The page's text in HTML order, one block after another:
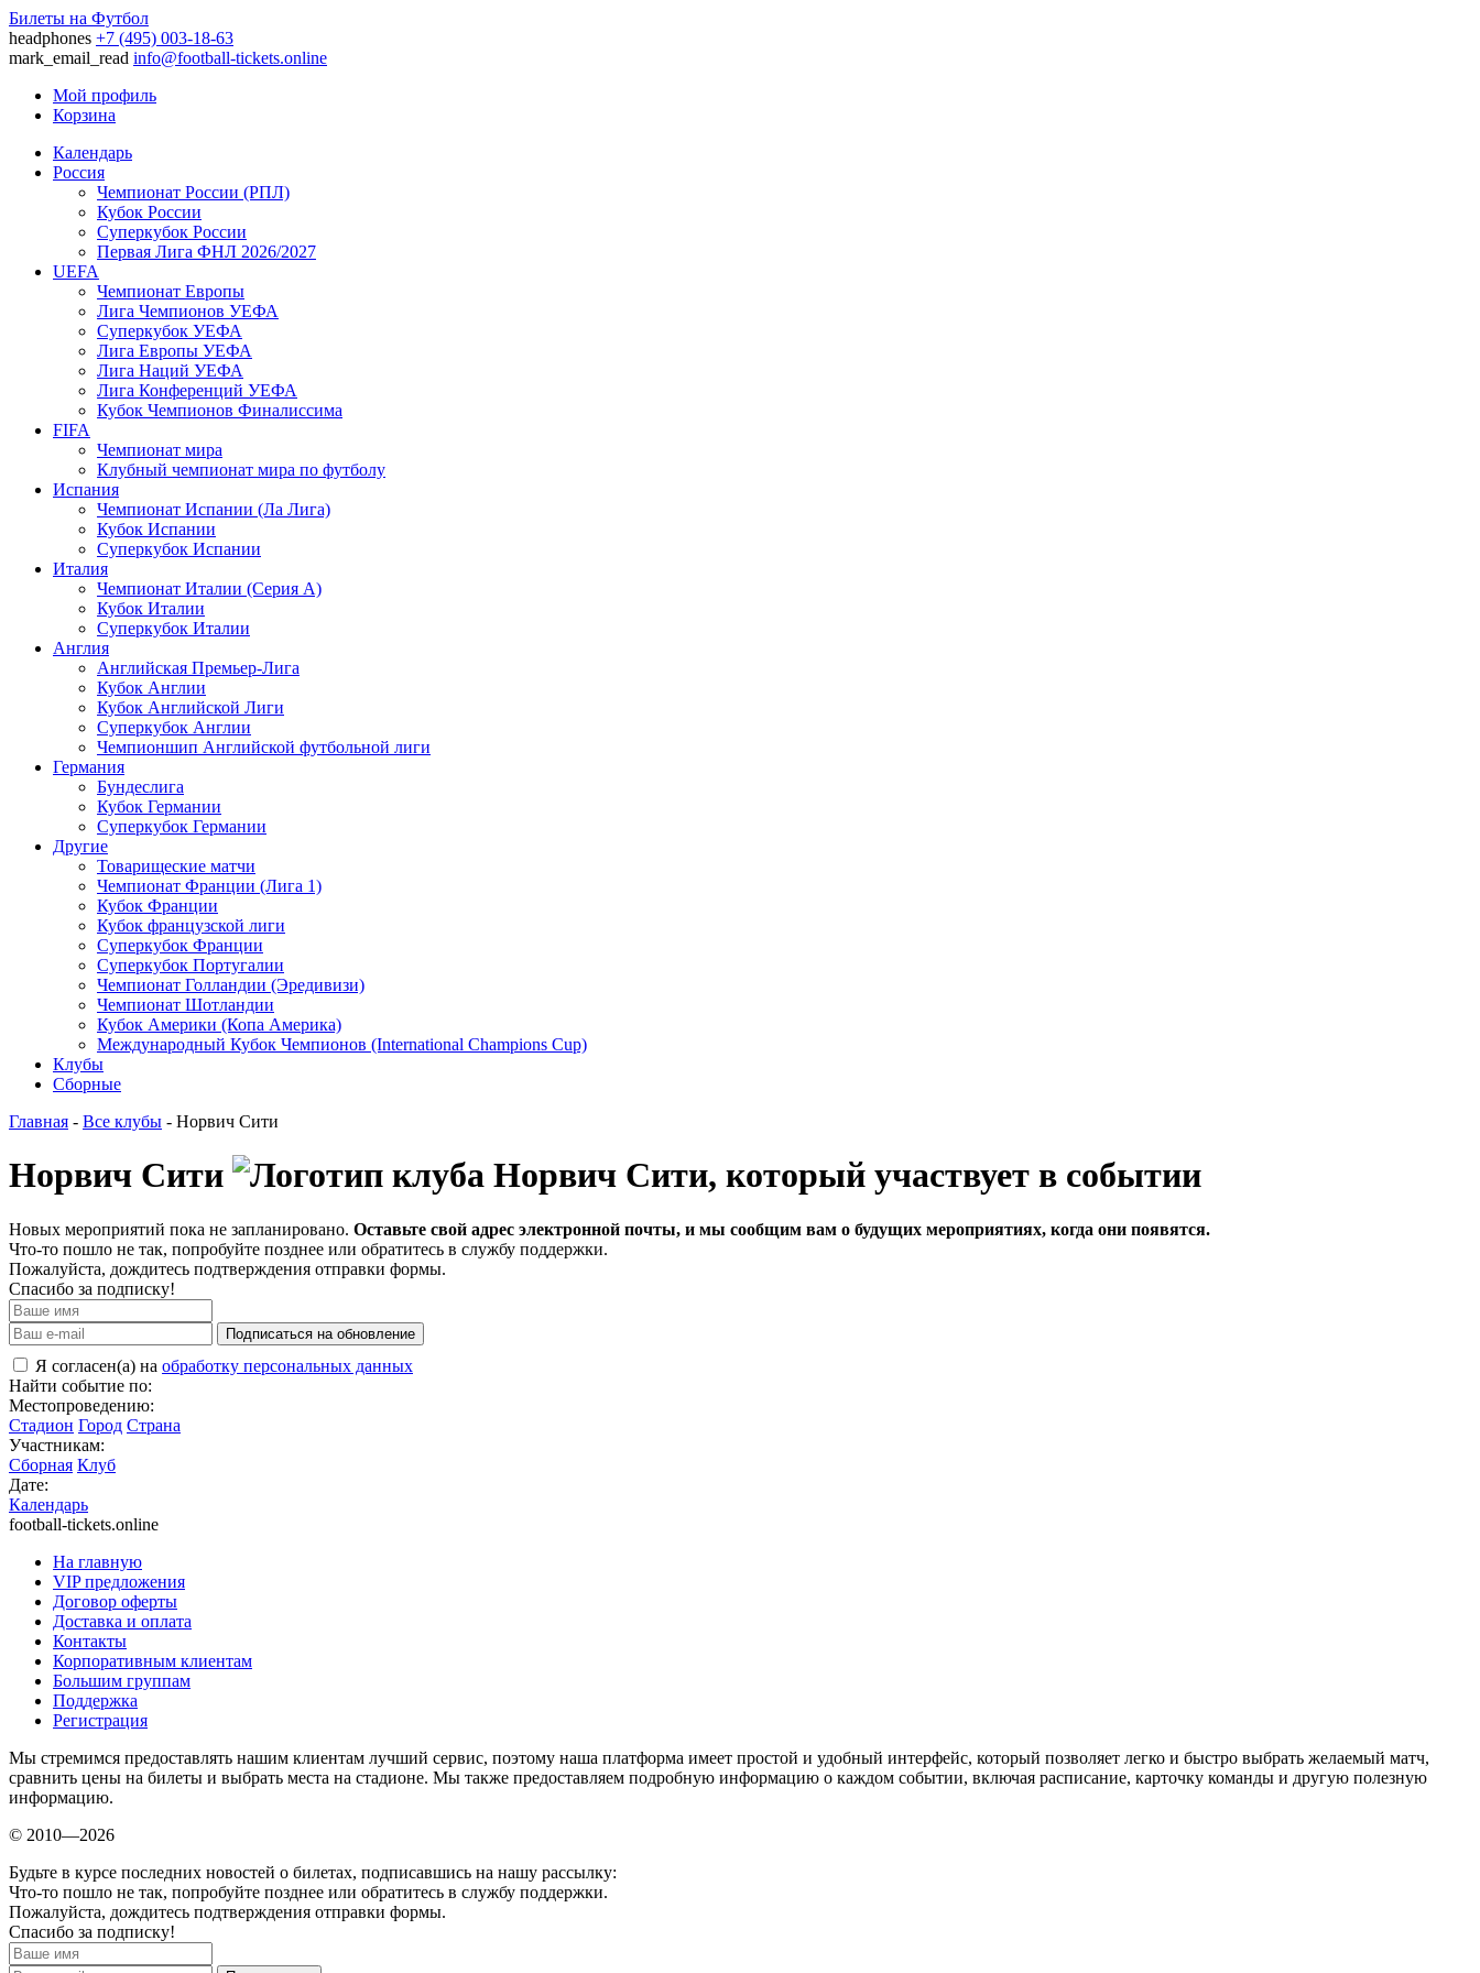
Билеты на Футбол
headphones +7 (495) 003-18-63
mark_email_read info@football-tickets.online
Мой профиль
Корзина
Календарь
Россия
Чемпионат России (РПЛ)
Кубок России
Суперкубок России
Первая Лига ФНЛ 2026/2027
UEFA
Чемпионат Европы
Лига Чемпионов УЕФА
Суперкубок УЕФА
Лига Европы УЕФА
Лига Наций УЕФА
Лига Конференций УЕФА
Кубок Чемпионов Финалиссима
FIFA
Чемпионат мира
Клубный чемпионат мира по футболу
Испания
Чемпионат Испании (Ла Лига)
Кубок Испании
Суперкубок Испании
Италия
Чемпионат Италии (Серия А)
Кубок Италии
Суперкубок Италии
Англия
Английская Премьер-Лига
Кубок Англии
Кубок Английской Лиги
Суперкубок Англии
Чемпионшип Английской футбольной лиги
Германия
Бундеслига
Кубок Германии
Суперкубок Германии
Другие
Товарищеские матчи
Чемпионат Франции (Лига 1)
Кубок Франции
Кубок французской лиги
Суперкубок Франции
Суперкубок Португалии
Чемпионат Голландии (Эредивизи)
Чемпионат Шотландии
Кубок Америки (Копа Америка)
Международный Кубок Чемпионов (International Champions Cup)
Клубы
Сборные
Главная - Все клубы - Норвич Сити
Норвич Сити
Новых мероприятий пока не запланировано. Оставьте свой адрес электронной почты, и мы сообщим вам о будущих мероприятиях, когда они появятся.
Что-то пошло не так, попробуйте позднее или обратитесь в службу поддержки.
Пожалуйста, дождитесь подтверждения отправки формы.
Спасибо за подписку!
Подписаться на обновление
Я согласен(а) на обработку персональных данных
Найти событие по:
Местопроведению:
Стадион Город Страна
Участникам:
Сборная Клуб
Дате:
Календарь
football-tickets.online
На главную
VIP предложения
Договор оферты
Доставка и оплата
Контакты
Корпоративным клиентам
Большим группам
Поддержка
Регистрация
Мы стремимся предоставлять нашим клиентам лучший сервис, поэтому наша платформа имеет простой и удобный интерфейс, который позволяет легко и быстро выбрать желаемый матч,
сравнить цены на билеты и выбрать места на стадионе. Мы также предоставляем подробную информацию о каждом событии, включая расписание, карточку команды и другую полезную
информацию.
© 2010—2026
Будьте в курсе последних новостей о билетах, подписавшись на нашу рассылку:
Что-то пошло не так, попробуйте позднее или обратитесь в службу поддержки.
Пожалуйста, дождитесь подтверждения отправки формы.
Спасибо за подписку!